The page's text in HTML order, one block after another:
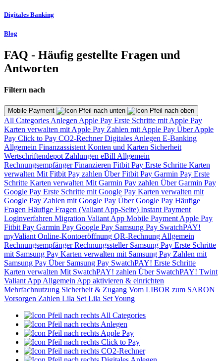
Digitales Banking
Blog
FAQ - Häufig gestellte Fragen und
Antworten
Filtern nach
Mobile Payment
All Categories Anlegen Apple Pay Erste Schritte mit Apple Pay
Karten verwalten mit Apple Pay Zahlen mit Apple Pay Über Apple
Pay Click to Pay CO2-RechnerDigitales Anlegen E-Banking
Allgemein Finanzassistent Konten und Karten Sicherheit
Wertschriftendepot Zahlungen eBill Allgemein
RechnungsempfängerFinanzieren Fitbit Pay Erste Schritte Karten
verwalten Mit Fitbit Pay zahlen Über Fitbit Pay Garmin Pay Erste
Schritte Karten verwalten Mit Garmin Pay zahlen Über Garmin Pay
Google Pay Erste Schritte mit Google Pay Karten verwalten mit
Google Pay Zahlen mit Google Pay Über Google Pay Häufige
Fragen Häufige Fragen (Valiant App-Seite) Instant Payment
Loginverfahren Migration Valiant App Mobile Payment Apple Pay
Fitbit Pay Garmin Pay Google Pay Samsung Pay SwatchPAY!
myValiant Online-Kontoeröffnung QR-Rechnung Allgemein
RechnungsempfängerRechnungssteller Samsung Pay Erste Schritte
mit Samsung Pay Karten verwalten mit Samsung Pay Zahlen mit
Samsung Pay Über Samsung Pay SwatchPAY! Erste Schritte
Karten verwalten Mit SwatchPAY! zahlen Über SwatchPAY! Twint
Valiant App Allgemein App aktivieren & einrichten
Mehrfachnutzung Sicherheit & Zugang Vom LIBOR zum SARON
Vorsorgen Zahlen Lila Set Lila Set Young
All Categories
Anlegen
Apple Pay
Click to Pay
CO2-Rechner